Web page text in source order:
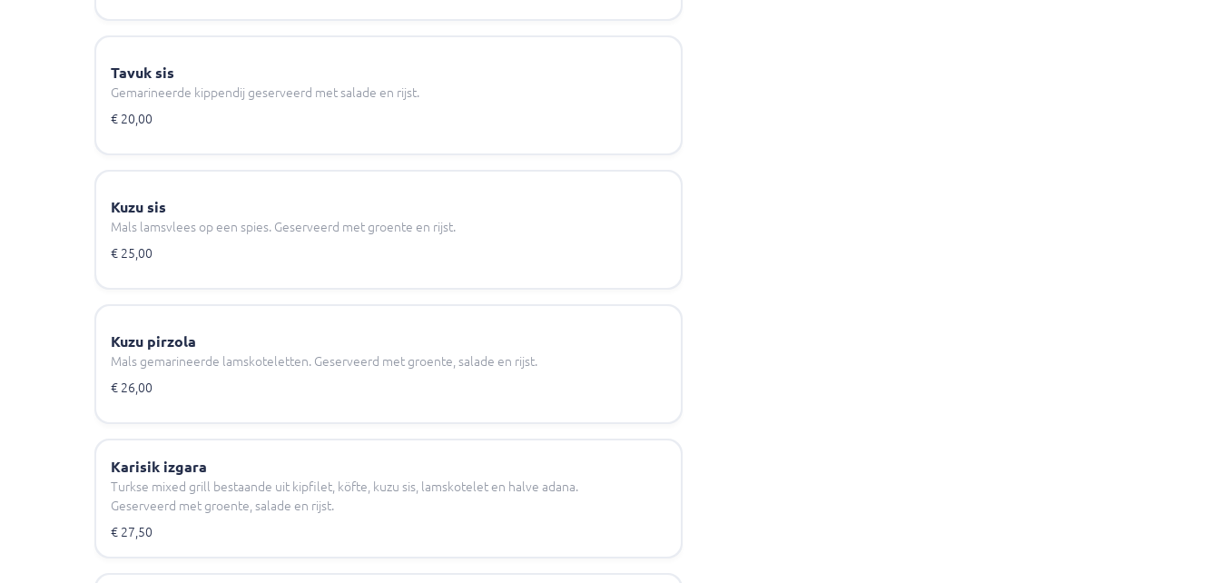
Tavuk sis
Gemarineerde kippendij geserveerd met salade en rijst.
€ 20,00
Kuzu sis
Mals lamsvlees op een spies. Geserveerd met groente en rijst.
€ 25,00
Kuzu pirzola
Mals gemarineerde lamskoteletten. Geserveerd met groente, salade en rijst.
€ 26,00
Karisik izgara
Turkse mixed grill bestaande uit kipfilet, köfte, kuzu sis, lamskotelet en halve adana.
Geserveerd met groente, salade en rijst.
€ 27,50